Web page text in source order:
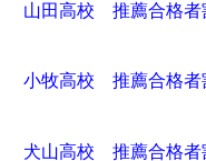
山田高校 推薦合格
小牧高校 推薦合格
犬山高校 推薦合格